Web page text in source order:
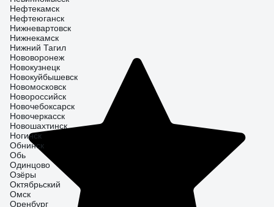
Нефтекамск
Нефтеюганск
Нижневартовск
Нижнекамск
Нижний Тагил
Нововоронеж
Новокузнецк
Новокуйбышевск
Новомосковск
Новороссийск
Новочебоксарск
Новочеркасск
Новошахтинск
Ногинск
Обнинск
Обь
Одинцово
Озёры
Октябрьский
Омск
Оренбург